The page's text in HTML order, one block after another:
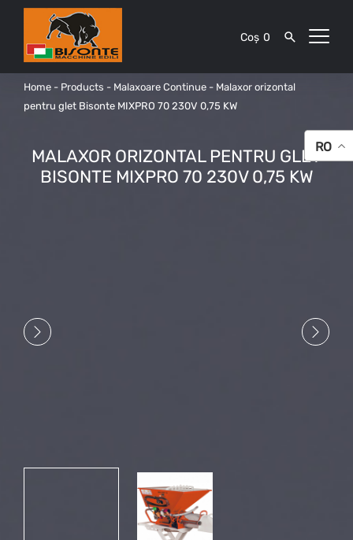
Coș 0
Home - Products - Malaxoare Continue - Malaxor orizontal
pentru glet Bisonte MIXPRO 70 230V 0,75 KW
MALAXOR ORIZONTAL PENTRU GLET
BISONTE MIXPRO 70 230V 0,75 KW
RO